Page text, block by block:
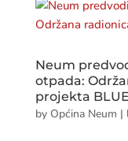
Neum
otpada:
projekta
by Općina Neum |